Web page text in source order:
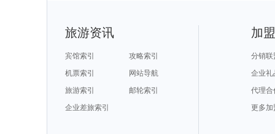
旅游资讯
宾馆索引
攻略索引
机票索引
网站导航
旅游索引
邮轮索引
企业差旅索引
加
分销联
企业礼
代理合
更多加